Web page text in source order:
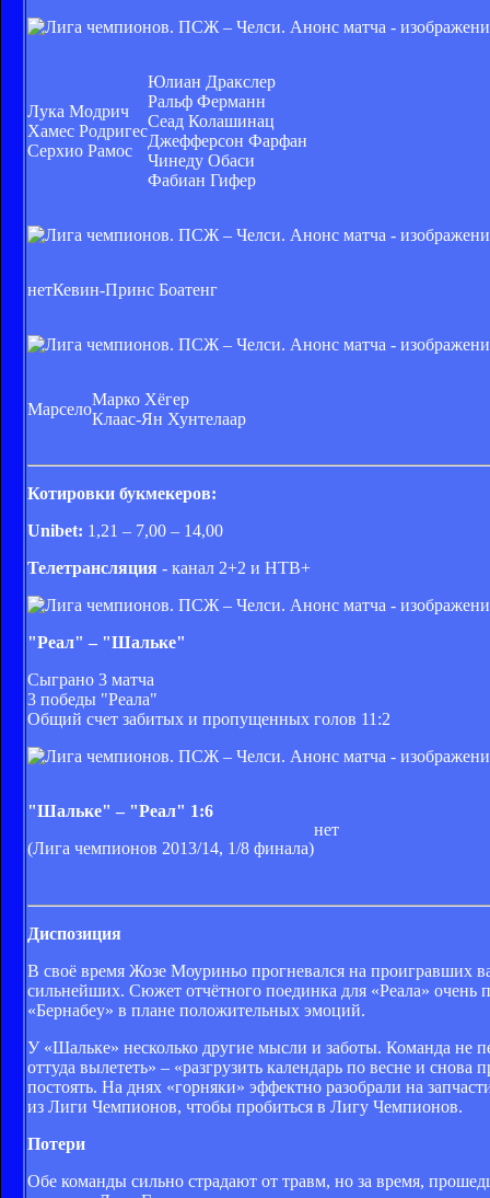
Лука Модрич
Хамес Родригес
Серхио Рамос
Юлиан Дракслер
Ральф Ферманн
Сеад Колашинац
Джефферсон Фарфан
Чинеду Обаси
Фабиан Гифер
нетКевин-Принс Боатенг
Марсело
Марко Хёгер
Клаас-Ян Хунтелаар
Котировки букмекеров:
Unibet: 1,21 – 7,00 – 14,00
Телетрансляция - канал 2+2 и НТВ+
"Реал" – "Шальке"
Сыграно 3 матча
3 победы "Реала"
Общий счет забитых и пропущенных голов 11:2
"Шальке" – "Реал" 1:6
(Лига чемпионов 2013/14, 1/8 финала)
нет
Диспозиция
В своё время Жозе Моуриньо прогневался на проигравших
сильнейших. Сюжет отчётного поединка для «Реала» очень
«Бернабеу» в плане положительных эмоций.
У «Шальке» несколько другие мысли и заботы. Команда не
оттуда вылететь» – «разгрузить календарь по весне и
постоять. На днях «горняки» эффектно разобрали на
из Лиги Чемпионов, чтобы пробиться в Лигу Чемпионов.
Потери
Обе команды сильно страдают от травм, но за время,